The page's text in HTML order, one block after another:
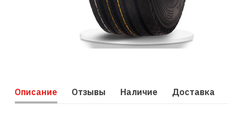
Описание Отзывы Наличие Доставка